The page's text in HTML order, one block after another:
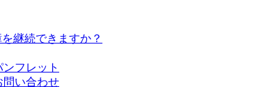
継続できますか？
フレット
問い合わせ